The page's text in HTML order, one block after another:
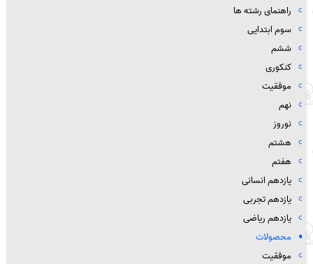
راهنمای رشته ها
سوم ابتدایی
ششم
کنکوری
موفقیت
نهم
نوروز
هشتم
هفتم
یازدهم انسانی
یازدهم تجربی
یازدهم ریاضی
محصولات
موفقیت